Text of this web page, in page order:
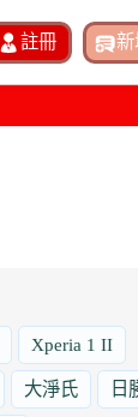
Xperia 1 II
大淨氏 日